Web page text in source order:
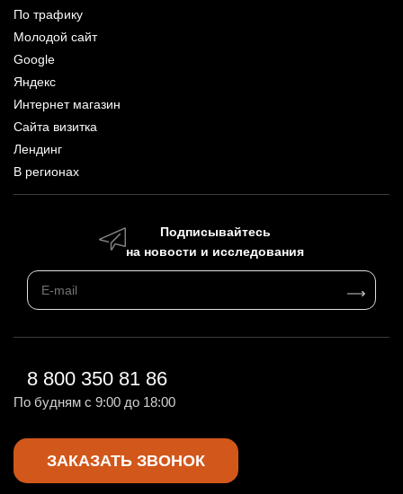
По трафику
Молодой сайт
Google
Яндекс
Интернет магазин
Сайта визитка
Лендинг
В регионах
Подписывайтесь
на новости и исследования
8 800 350 81 86
По будням с 9:00 до 18:00
ЗАКАЗАТЬ ЗВОНОК